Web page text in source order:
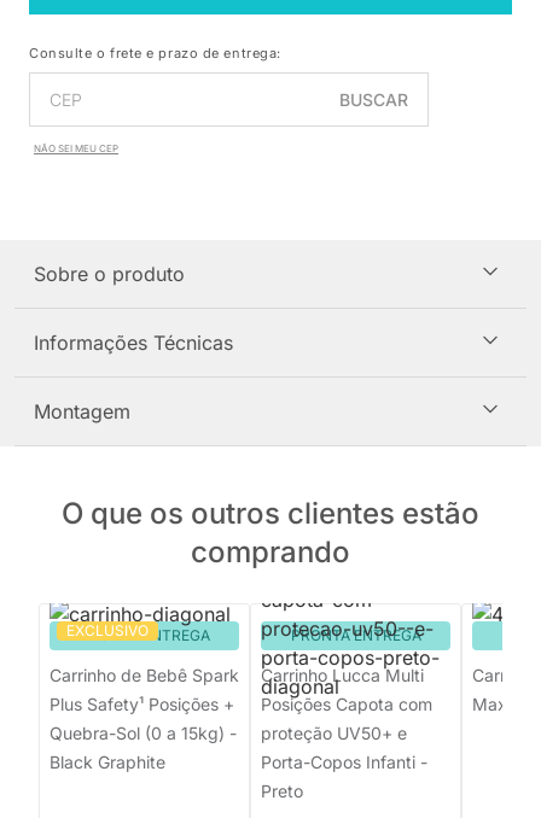
Consulte o frete e prazo de entrega:
BUSCAR
NÃO SEI MEU CEP
Sobre o produto
Informações Técnicas
Montagem
O que os outros clientes estão
comprando
EXCLUSIVO
PRONTA ENTREGA
Carrinho de Bebê Spark
Plus Safety¹ Posições +
Quebra-Sol (0 a 15kg) -
Black Graphite
PRONTA ENTREGA
Carrinho Lucca Multi
Posições Capota com
proteção UV50+ e
Porta-Copos Infanti -
Preto
Maxi